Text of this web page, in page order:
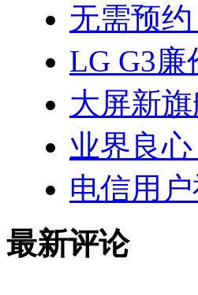
无需预
LG G3廉
大屏新
业界良
电信用
最新评论